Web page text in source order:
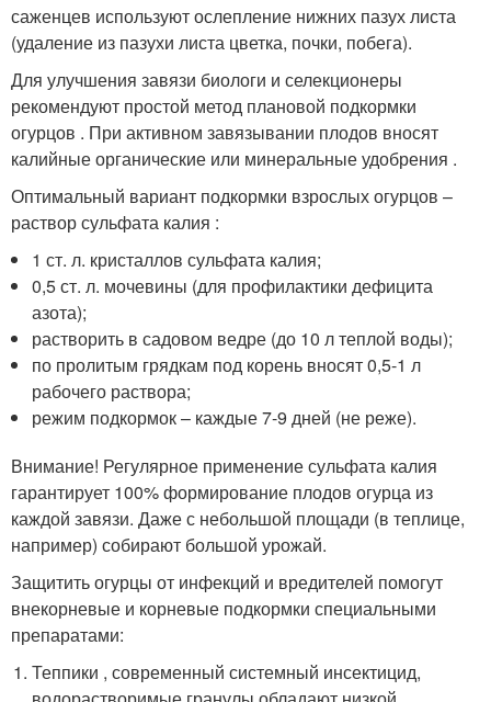
саженцев используют ослепление нижних пазух листа
(удаление из пазухи листа цветка, почки, побега).
Для улучшения завязи биологи и селекционеры
рекомендуют простой метод плановой подкормки
огурцов . При активном завязывании плодов вносят
калийные органические или минеральные удобрения .
Оптимальный вариант подкормки взрослых огурцов –
раствор сульфата калия :
1 ст. л. кристаллов сульфата калия;
0,5 ст. л. мочевины (для профилактики дефицита
азота);
растворить в садовом ведре (до 10 л теплой воды);
по пролитым грядкам под корень вносят 0,5-1 л
рабочего раствора;
режим подкормок – каждые 7-9 дней (не реже).
Внимание! Регулярное применение сульфата калия
гарантирует 100% формирование плодов огурца из
каждой завязи. Даже с небольшой площади (в теплице,
например) собирают большой урожай.
Защитить огурцы от инфекций и вредителей помогут
внекорневые и корневые подкормки специальными
препаратами:
Теппики , современный системный инсектицид,